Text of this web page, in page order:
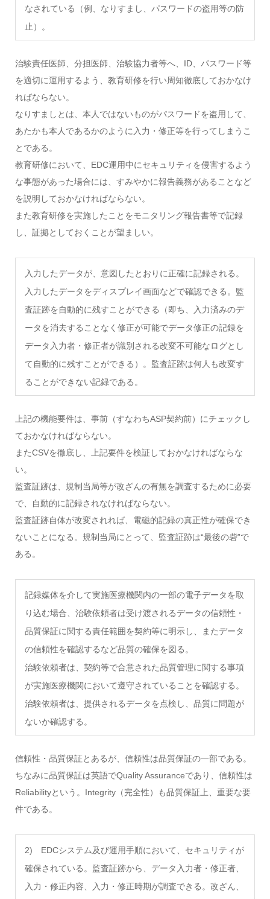
なされている（例、なりすまし、パスワードの盗用等の防
止）。
治験責任医師、分担医師、治験協力者等へ、ID、パスワード等
を適切に運用するよう、教育研修を行い周知徹底しておかなけ
ればならない。
なりすましとは、本人ではないものがパスワードを盗用して、
あたかも本人であるかのように入力・修正等を行ってしまうこ
とである。
教育研修において、EDC運用中にセキュリティを侵害するよう
な事態があった場合には、すみやかに報告義務があることなど
を説明しておかなければならない。
また教育研修を実施したことをモニタリング報告書等で記録
し、証拠としておくことが望ましい。
入力したデータが、意図したとおりに正確に記録される。
入力したデータをディスプレイ画面などで確認できる。監
査証跡を自動的に残すことができる（即ち、入力済みのデ
ータを消去することなく修正が可能でデータ修正の記録を
データ入力者・修正者が識別される改変不可能なログとし
て自動的に残すことができる）。監査証跡は何人も改変す
ることができない記録である。
上記の機能要件は、事前（すなわちASP契約前）にチェックし
ておかなければならない。
またCSVを徹底し、上記要件を検証しておかなければならな
い。
監査証跡は、規制当局等が改ざんの有無を調査するために必要
で、自動的に記録されなければならない。
監査証跡自体が改変されれば、電磁的記録の真正性が確保でき
ないことになる。規制当局にとって、監査証跡は“最後の砦”で
ある。
記録媒体を介して実施医療機関内の一部の電子データを取
り込む場合、治験依頼者は受け渡されるデータの信頼性・
品質保証に関する責任範囲を契約等に明示し、またデータ
の信頼性を確認するなど品質の確保を図る。
治験依頼者は、契約等で合意された品質管理に関する事項
が実施医療機関において遵守されていることを確認する。
治験依頼者は、提供されるデータを点検し、品質に問題が
ないか確認する。
信頼性・品質保証とあるが、信頼性は品質保証の一部である。
ちなみに品質保証は英語でQuality Assuranceであり、信頼性は
Reliabilityという。Integrity（完全性）も品質保証上、重要な要
件である。
2) EDCシステム及び運用手順において、セキュリティが
確保されている。監査証跡から、データ入力者・修正者、
入力・修正内容、入力・修正時期が調査できる。改ざん、